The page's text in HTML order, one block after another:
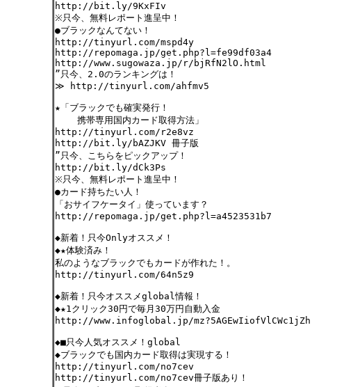
http://bit.ly/9KxFIv
※只今、無料レポート進呈中！
●ブラックなんてない！
http://tinyurl.com/mspd4y
http://repomaga.jp/get.php?l=fe99df03a4
http://www.sugowaza.jp/r/bjRfN2lO.html
”只今、2.0のランキングは！
≫ http://tinyurl.com/ahfmv5
★「ブラックでも確実発行！
携帯専用国内カード取得方法」
http://tinyurl.com/r2e8vz
http://bit.ly/bAZJKV 冊子版
”只今、こちらをピックアップ！
http://bit.ly/dCk3Ps
※只今、無料レポート進呈中！
●カード持ちたい人！
「おサイフケータイ」使っています？
http://repomaga.jp/get.php?l=a4523531b7
◆新着！只今Onlyオススメ！
◆★体験済み！
私のようなブラックでもカードが作れた！。
http://tinyurl.com/64n5z9
◆新着！只今オススメglobal情報！
◆★1クリック30円で毎月30万円自動入金
http://www.infoglobal.jp/mz?5AGEwIiofVlCWc1jZh
◆■只今人気オススメ！global
◆ブラックでも国内カード取得は実現する！
http://tinyurl.com/no7cev
http://tinyurl.com/no7cev冊子版あり！